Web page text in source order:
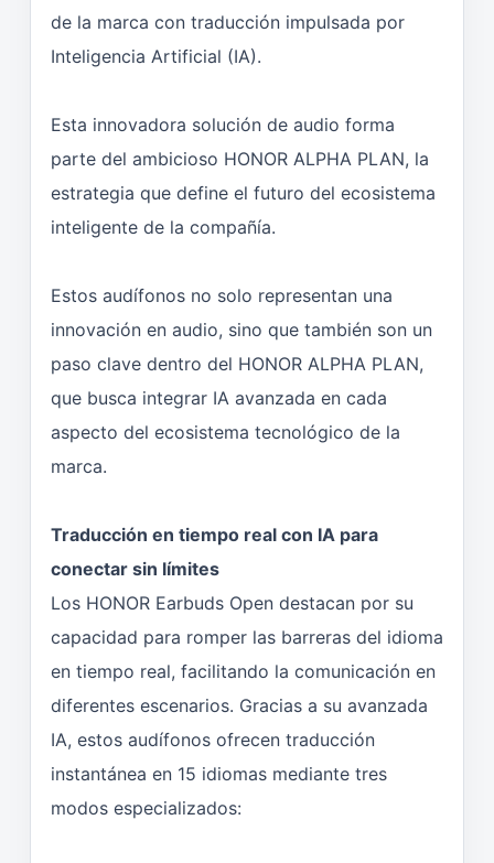
de la marca con traducción impulsada por
Inteligencia Artificial (IA).
Esta innovadora solución de audio forma
parte del ambicioso HONOR ALPHA PLAN, la
estrategia que define el futuro del ecosistema
inteligente de la compañía.
Estos audífonos no solo representan una
innovación en audio, sino que también son un
paso clave dentro del HONOR ALPHA PLAN,
que busca integrar IA avanzada en cada
aspecto del ecosistema tecnológico de la
marca.
Traducción en tiempo real con IA para
conectar sin límites
Los HONOR Earbuds Open destacan por su
capacidad para romper las barreras del idioma
en tiempo real, facilitando la comunicación en
diferentes escenarios. Gracias a su avanzada
IA, estos audífonos ofrecen traducción
instantánea en 15 idiomas mediante tres
modos especializados: